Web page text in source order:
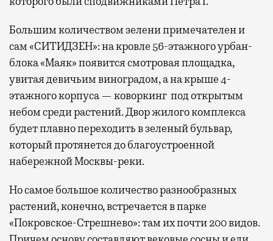
Большим количеством зелени примечателен и
сам «СИТИДЗЕН»: на кровле 56-этажного урбан-
блока «Маяк» появится смотровая площадка,
увитая девичьим виноградом, а на крыше 4-
этажного корпуса — коворкинг под открытым
небом среди растений. Двор жилого комплекса
будет плавно переходить в зеленый бульвар,
который протянется до благоустроенной
набережной Москвы-реки.
Но самое большое количество разнообразных
растений, конечно, встречается в парке
«Покровское-Стрешнево»: там ихпочти 200 видов.